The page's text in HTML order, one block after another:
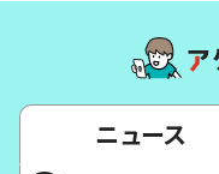
ニュース